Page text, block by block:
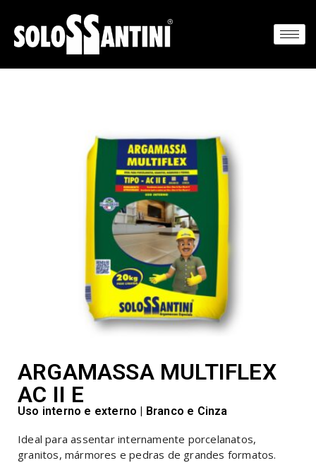
ARGAMASSA MULTIFLEX
AC II E
Uso interno e externo | Branco e Cinza
Ideal para assentar internamente porcelanatos,
granitos, mármores e pedras de grandes formatos.